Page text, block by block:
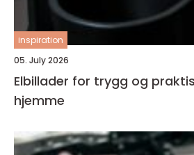
inspiration
05. July 2026
Elbillader for trygg og
hjemme